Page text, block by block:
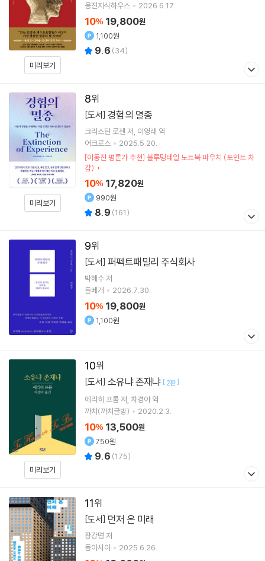
미리보기
웅진지식하우스
2026.6.17.
10% 19,800원
1,100원
9.6 (34)
8
미리보기
[도서] 경험의 멸종
크리스틴 로젠 저 이영래 역
어크로스
2025.5.20.
[이동진 평론가 추천] 블루밍테일 노트북 파우치 (포인트 차
감)
10% 17,820원
990원
8.9 (161)
9
[도서] 퍼펙트패밀리 주식회사
박혜수저
돌베개
2026.7.30.
10% 19,800원
1,100원
10
미리보기
[도서] 소유냐 존재냐 [ 2판]
에리히 프롬저 차경아역
까치(까치글방)
2020.2.3.
10% 13,500원
750원
9.6 (175)
11
[도서] 먼저 온 미래
장강명 저
동아시아
2025.6.26.